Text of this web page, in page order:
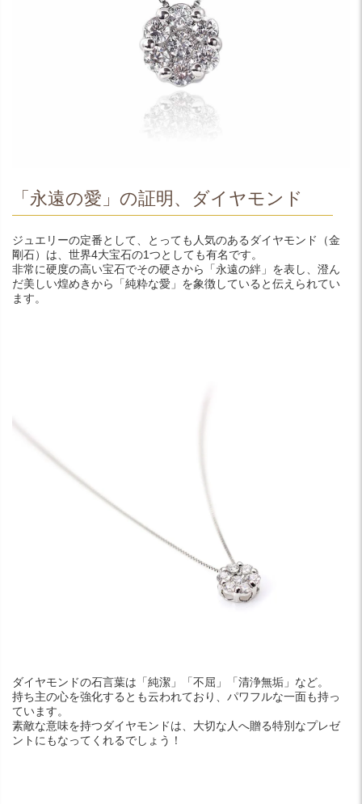
「永遠の愛」の証明、ダイヤモンド
ジュエリーの定番として、とっても人気のあるダイヤモンド（金
剛石）は、世界4大宝石の1つとしても有名です。
非常に硬度の高い宝石でその硬さから「永遠の絆」を表し、澄ん
だ美しい煌めきから「純粋な愛」を象徴していると伝えられてい
ます。
ダイヤモンドの石言葉は「純潔」「不屈」「清浄無垢」など。
持ち主の心を強化するとも云われており、パワフルな一面も持っ
ています。
素敵な意味を持つダイヤモンドは、大切な人へ贈る特別なプレゼ
ントにもなってくれるでしょう！